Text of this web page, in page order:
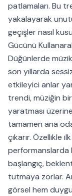
patlamaları. Bu
yakalayarak
geçişler nasıl
Gücünü
Düğünlerde
son yıllarda
etkileyici anlar
trendi, müziğin
yaratması
tamamen ana
çıkarır. Özellikle
performanslarda
başlangıç,
tutmaya zorlar.
görsel hem